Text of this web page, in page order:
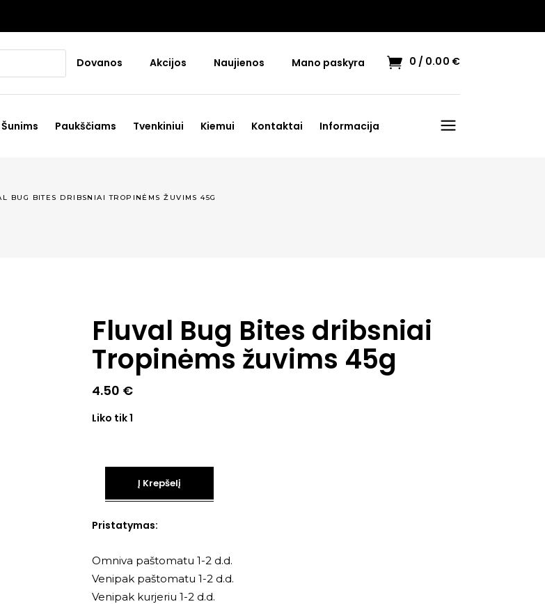
Dovanos Akcijos Naujienos Mano paskyra 0 0.00 €
Šunims Paukščiams Tvenkiniui Kiemui Kontaktai Informacija
BUG BITES DRIBSNIAI TROPINĖMS ŽUVIMS 45G
Fluval Bug Bites dribsniai
Tropinėms žuvims 45g
4.50 €
Liko tik 1
Į Krepšelį
Pristatymas:
Omniva paštomatu 1-2 d.d.
Venipak paštomatu 1-2 d.d.
Venipak kurjeriu 1-2 d.d.